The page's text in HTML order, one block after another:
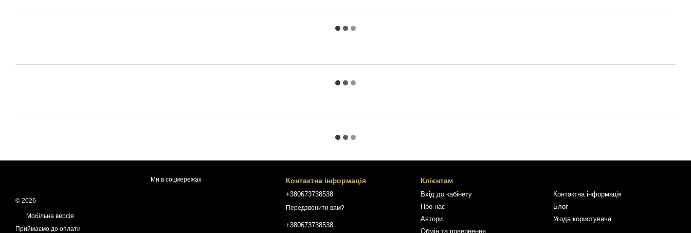
© 2026
Мобільна версія
Приймаємо до оплати
Ми в соцмережах Контактна інформація
+380673738538
Передзвонити вам?
+380673738538
Клієнтам
Вхід до кабінету
Про нас
Автори
Обмін та повернення
Контактна інформація
Блог
Угода користувача